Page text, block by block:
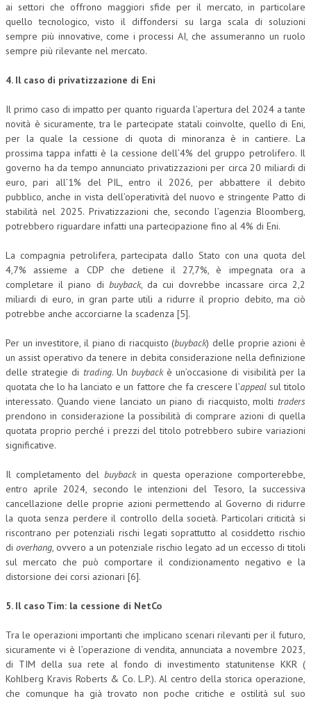
ai settori che offrono maggiori sfide per il mercato, in particolare
quello tecnologico, visto il diffondersi su larga scala di soluzioni
sempre più innovative, come i processi AI, che assumeranno un ruolo
sempre più rilevante nel mercato.
4. Il caso di privatizzazione di Eni
Il primo caso di impatto per quanto riguarda l’apertura del 2024 a tante
novità è sicuramente, tra le partecipate statali coinvolte, quello di Eni,
per la quale la cessione di quota di minoranza è in cantiere. La
prossima tappa infatti è la cessione dell’4% del gruppo petrolifero. Il
governo ha da tempo annunciato privatizzazioni per circa 20 miliardi di
euro, pari all’1% del PIL, entro il 2026, per abbattere il debito
pubblico, anche in vista dell’operatività del nuovo e stringente Patto di
stabilità nel 2025. Privatizzazioni che, secondo l’agenzia Bloomberg,
potrebbero riguardare infatti una partecipazione fino al 4% di Eni.
La compagnia petrolifera, partecipata dallo Stato con una quota del
4,7% assieme a CDP che detiene il 27,7%, è impegnata ora a
completare il piano di buyback, da cui dovrebbe incassare circa 2,2
miliardi di euro, in gran parte utili a ridurre il proprio debito, ma ciò
potrebbe anche accorciarne la scadenza [5].
Per un investitore, il piano di riacquisto (buyback) delle proprie azioni è
un assist operativo da tenere in debita considerazione nella definizione
delle strategie di trading. Un buybackè un’occasione di visibilità per la
quotata che lo ha lanciato e un fattore che fa crescere l’appealsul titolo
interessato. Quando viene lanciato un piano di riacquisto, molti traders
prendono in considerazione la possibilità di comprare azioni di quella
quotata proprio perché i prezzi del titolo potrebbero subire variazioni
significative.
Il completamento delbuybackin questa operazione comporterebbe,
entro aprile 2024, secondo le intenzioni del Tesoro, la successiva
cancellazione delle proprie azioni permettendo al Governo di ridurre
la quota senza perdere il controllo della società. Particolari criticità si
riscontrano per potenziali rischi legati soprattutto al cosiddetto rischio
di overhang, ovvero a un potenziale rischio legato ad un eccesso di titoli
sul mercato che può comportare il condizionamento negativo e la
distorsione dei corsi azionari [6].
5. Il caso Tim: la cessione di NetCo
Tra le operazioni importanti che implicano scenari rilevanti per il futuro,
sicuramente vi è l’operazione di vendita, annunciata a novembre 2023,
di TIM della sua rete al fondo di investimento statunitense KKR (
Kohlberg Kravis Roberts & Co. L.P.). Al centro della storica operazione,
che comunque ha già trovato non poche critiche e ostilità sul suo